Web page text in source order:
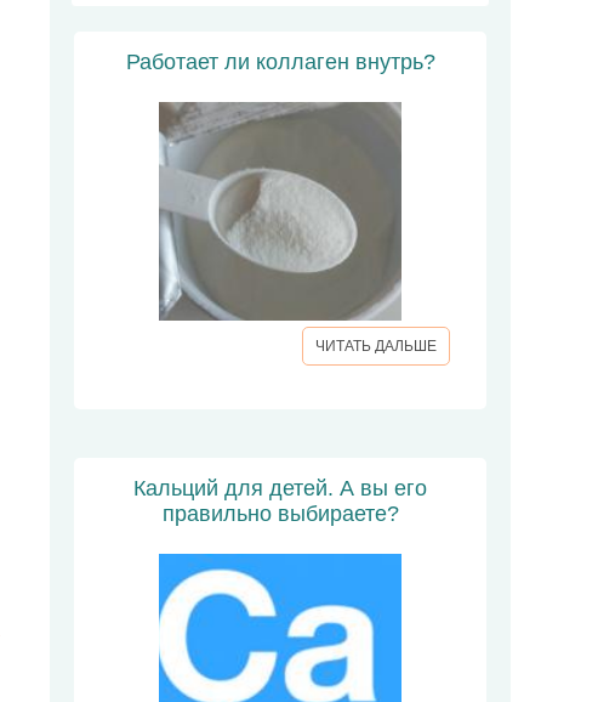
Работает ли коллаген внутрь?
ЧИТАТЬ ДАЛЬШЕ
Кальций для детей. А вы его
правильно выбираете?